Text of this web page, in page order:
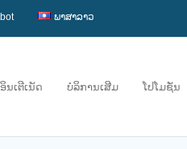
ພາສາລາວ
ອິນເຕີເນັດ ບໍລິການເສີມ ໂປໂມຊັ່ນ